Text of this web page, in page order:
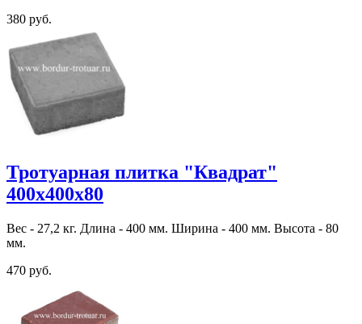
380 руб.
Тротуарная плитка "Квадрат"
400х400х80
Вес - 27,2 кг. Длина - 400 мм. Ширина - 400 мм. Высота - 80
мм.
470 руб.